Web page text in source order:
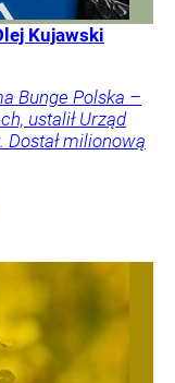
Kujawski
Bunge Polska –
ustalił Urząd
Dostał milionową